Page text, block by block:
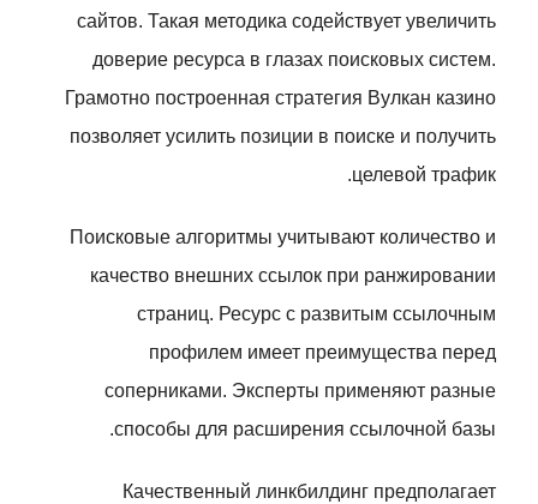
сайтов. Такая методика содействует увеличить
доверие ресурса в глазах поисковых систем.
Грамотно построенная стратегия Вулкан казино
позволяет усилить позиции в поиске и получить
целевой трафик.
Поисковые алгоритмы учитывают количество и
качество внешних ссылок при ранжировании
страниц. Ресурс с развитым ссылочным
профилем имеет преимущества перед
соперниками. Эксперты применяют разные
способы для расширения ссылочной базы.
Качественный линкбилдинг предполагает